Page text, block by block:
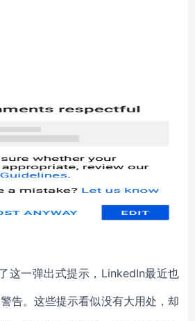
这一弹出式提示 ， LinkedIn最近也
告。这些提示看似没有大用处，却